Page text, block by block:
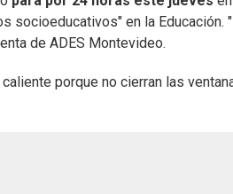
socioeducativos" en la Educación.
de ADES Montevideo.
porque no cierran las